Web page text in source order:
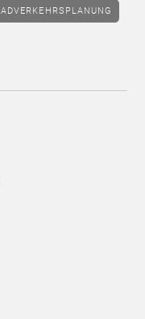
RADVERKEHRSPLANUNG